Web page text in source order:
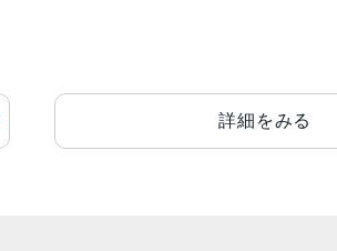
詳細をみる